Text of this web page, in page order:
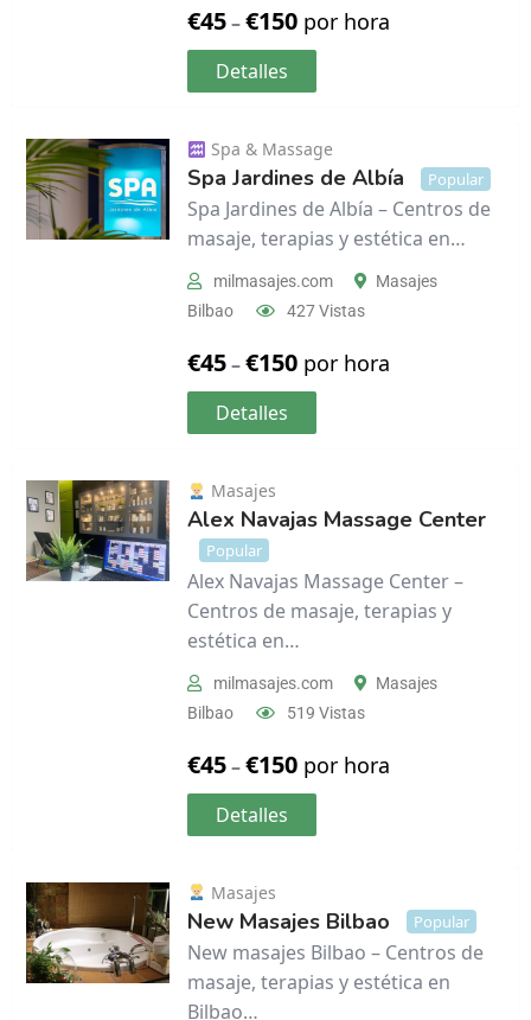
€45–€150 por hora
Detalles
Spa & Massage
Spa Jardines de Albía Popular
Spa Jardines de Albía – Centros de
masaje, terapias y estética en…
milmasajes.com
Masajes
Bilbao
427 Vistas
€45–€150 por hora
Detalles
Masajes
Alex Navajas Massage Center
Popular
Alex Navajas Massage Center –
Centros de masaje, terapias y
estética en…
milmasajes.com
Masajes
Bilbao
519 Vistas
€45–€150 por hora
Detalles
Masajes
New Masajes Bilbao Popular
New masajes Bilbao – Centros de
masaje, terapias y estética en
Bilbao…